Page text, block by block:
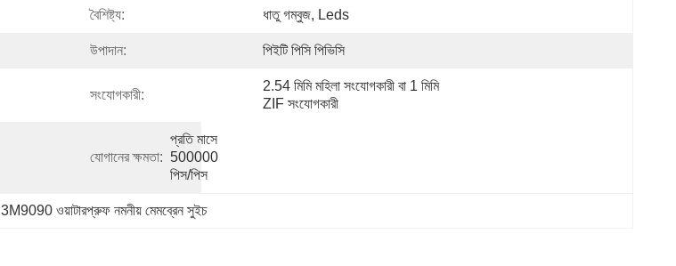
বৈশিষ্ট্য: ধাতু গম্বুজ, Leds
উপাদান: পিইটি পিসি পিভিসি
সংযোগকারী:
2.54 মিমি মহিলা সংযোগকারী বা 1 মিমি
ZIF সংযোগকারী
যোগানের ক্ষমতা:
প্রতি মাসে
500000
পিস/পিস
3M9090 ওয়াটারপ্রুফ নমনীয় মেমব্রেন সুইচ